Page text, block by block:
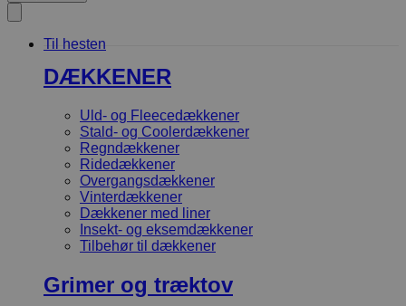
Til hesten
DÆKKENER
Uld- og Fleecedækkener
Stald- og Coolerdækkener
Regndækkener
Ridedækkener
Overgangsdækkener
Vinterdækkener
Dækkener med liner
Insekt- og eksemdækkener
Tilbehør til dækkener
Grimer og træktov